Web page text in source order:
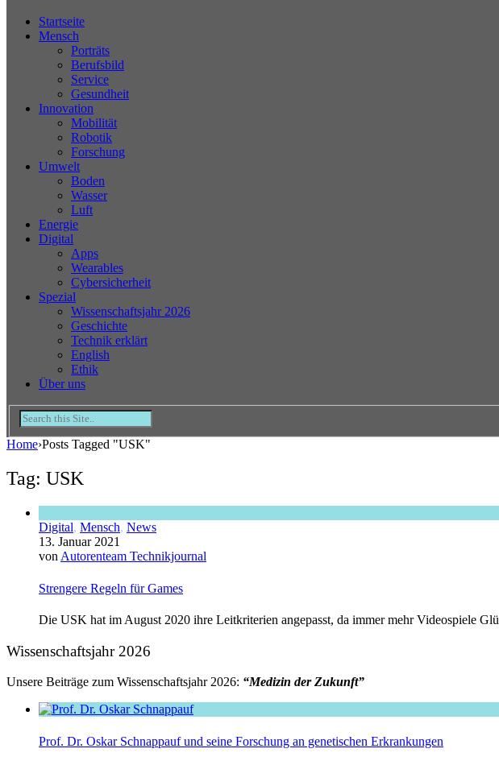
Startseite
Mensch
Porträts
Berufsbild
Service
Gesundheit
Innovation
Mobilität
Robotik
Forschung
Umwelt
Boden
Wasser
Luft
Energie
Digital
Apps
Wearables
Cybersicherheit
Spezial
Wissenschaftsjahr 2026
Geschichte
Technik erklärt
English
Ethik
Über uns
Home›Posts Tagged "USK"
Tag: USK
Digital, Mensch, News
13. Januar 2021
von Autorenteam Technikjournal
Strengere Regeln für Games
Die USK hat im August 2020 ihre Leitkriterien angepasst, da immer mehr Videospiele
Wissenschaftsjahr 2026
Unsere Beiträge zum Wissenschaftsjahr 2026: “Medizin der Zukunft”
Prof. Dr. Oskar Schnappauf und seine Forschung an genetischen Erkrankungen